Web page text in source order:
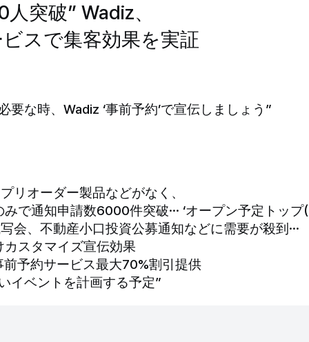
突破” Wadiz、
スで集客効果を実証
要な時、Wadiz ‘事前予約’で宣伝しましょう”
リオーダー製品などがなく、
で通知申請数6000件突破… ‘オープン予定トップ
会、不動産小口投資公募通知などに需要が殺到…
スタマイズ宣伝効果
予約サービス最大70%割引提供
イベントを計画する予定”